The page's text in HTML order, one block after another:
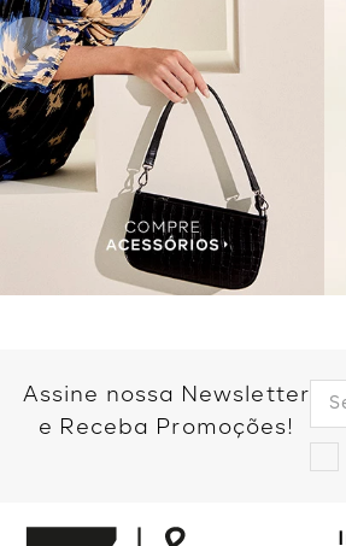
Assine nossa Newsletter
e Receba Promoções!